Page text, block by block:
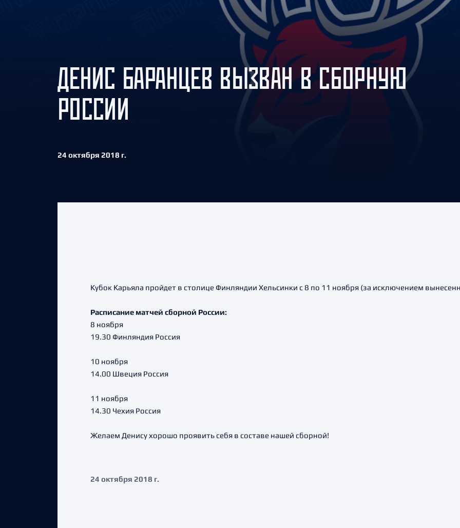
Амур
Барыс
Салават Юлаев
Сибирь
ДЕНИС БАРАНЦЕВ ВЫЗВАН В СБОРНУЮ
РОССИИ
24 октября 2018 г.
Кубок Карьяла пройдет в столице Финляндии Хельсинки с 8 по 11 ноября (за исключением
Расписание матчей сборной России:
8 ноября
19.30 Финляндия Россия
10 ноября
14.00 Швеция Россия
11 ноября
14.30 Чехия Россия
Желаем Денису хорошо проявить себя в составе нашей сборной!
24 октября 2018 г.